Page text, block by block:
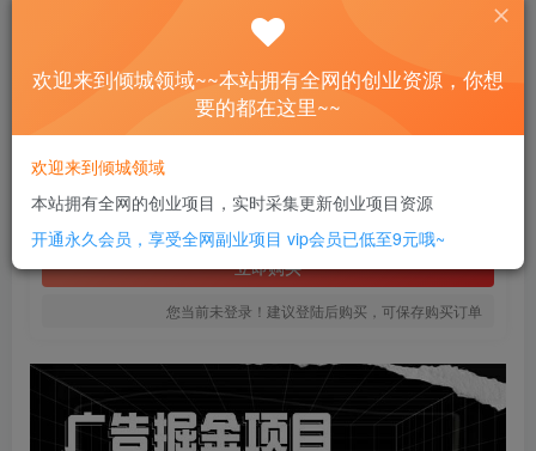
利用广告进行掘金，动动手指就能日入300+无需养机，小白无脑操作，可无…
此内容为付费资源，请付费后查看
SVIP全站会员 免费
立即购买
您当前未登录！建议登陆后购买，可保存购买订单
欢迎来到倾城领域~~本站拥有全网的创业资源，你想
要的都在这里~~
欢迎来到倾城领域
本站拥有全网的创业项目，实时采集更新创业项目资源
开通永久会员，享受全网副业项目 vip会员已低至9元哦~